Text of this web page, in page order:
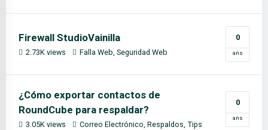
Firewall StudioVainilla
2.73K views Falla Web Seguridad Web
0
ans
¿Cómo exportar contactos de
RoundCube para respaldar?
3.05K views Correo Electrónico Respaldos Tips
0
ans